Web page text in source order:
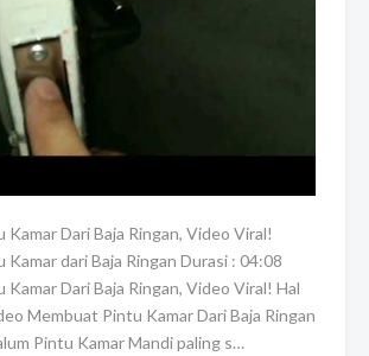
Dari Baja Ringan, Video Viral!
dari Baja Ringan Durasi : 04:08
Dari Baja Ringan, Video Viral! Hal
Membuat Pintu Kamar Dari Baja Ringan
Pintu Kamar Mandi paling s…